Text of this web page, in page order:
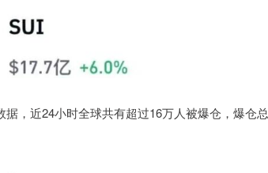
据，近24小时全球共有超过16万人被爆仓，爆仓总